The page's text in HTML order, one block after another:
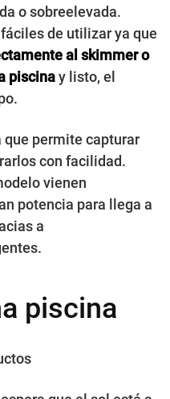
o sobreelevada.
de utilizar ya que
al skimmer o
piscinay listo, el
que permite capturar
con facilidad.
vienen
potencia para llega a
a
piscina